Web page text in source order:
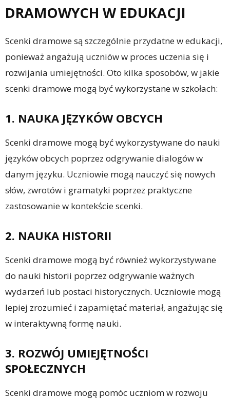
DRAMOWYCH W EDUKACJI
Scenki dramowe są szczególnie przydatne w edukacji,
ponieważ angażują uczniów w proces uczenia się i
rozwijania umiejętności. Oto kilka sposobów, w jakie
scenki dramowe mogą być wykorzystane w szkołach:
1. NAUKA JĘZYKÓW OBCYCH
Scenki dramowe mogą być wykorzystywane do nauki
języków obcych poprzez odgrywanie dialogów w
danym języku. Uczniowie mogą nauczyć się nowych
słów, zwrotów i gramatyki poprzez praktyczne
zastosowanie w kontekście scenki.
2. NAUKA HISTORII
Scenki dramowe mogą być również wykorzystywane
do nauki historii poprzez odgrywanie ważnych
wydarzeń lub postaci historycznych. Uczniowie mogą
lepiej zrozumieć i zapamiętać materiał, angażując się
w interaktywną formę nauki.
3. ROZWÓJ UMIEJĘTNOŚCI
SPOŁECZNYCH
Scenki dramowe mogą pomóc uczniom w rozwoju